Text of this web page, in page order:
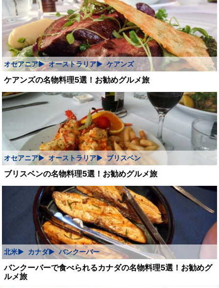
オセアニア オーストラリア ケアンズ
ケアンズの名物料理5選！お勧めグルメ旅
オセアニア オーストラリア ブリスベン
ブリスベンの名物料理5選！お勧めグルメ旅
北米 カナダ バンクーバー
バンクーバーで食べられるカナダの名物料理5選！お勧めグ
ルメ旅